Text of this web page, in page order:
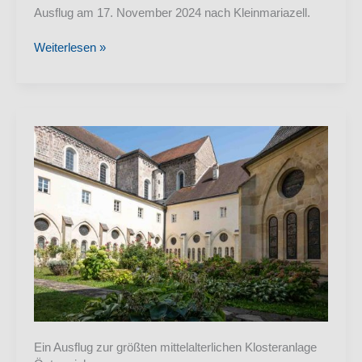
Ausflug am 17. November 2024 nach Kleinmariazell.
Kleinmariazell
Weiterlesen »
Ein Ausflug zur größten mittelalterlichen Klosteranlage